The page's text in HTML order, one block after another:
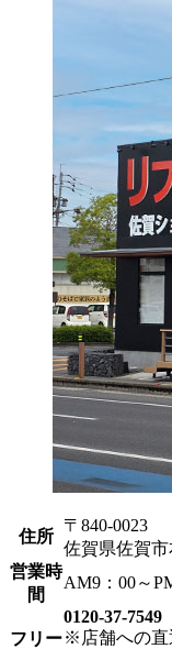
住所
〒840-0023
佐賀県佐賀市
営業時
間
AM9：00～
フリー
0120-37-7549
※店舗への直